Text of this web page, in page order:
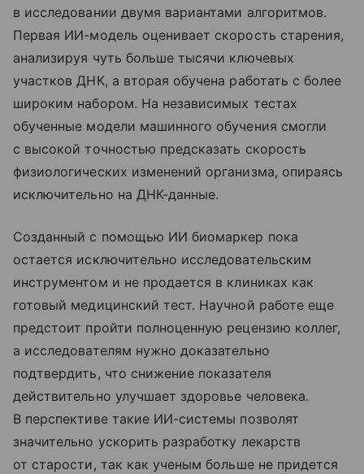
в исследовании двумя вариантами алгоритмов.
Первая ИИ-модель оценивает скорость старения,
анализируя чуть больше тысячи ключевых
участков ДНК, а вторая обучена работать с более
широким набором. На независимых тестах
обученные модели машинного обучения смогли
с высокой точностью предсказать скорость
физиологических изменений организма, опираясь
исключительно на ДНК-данные.
Созданный с помощью ИИ биомаркер пока
остается исключительно исследовательским
инструментом и не продается в клиниках как
готовый медицинский тест. Научной работе еще
предстоит пройти полноценную рецензию коллег,
а исследователям нужно доказательно
подтвердить, что снижение показателя
действительно улучшает здоровье человека.
В перспективе такие ИИ-системы позволят
значительно ускорить разработку лекарств
от старости, так как ученым больше не придется